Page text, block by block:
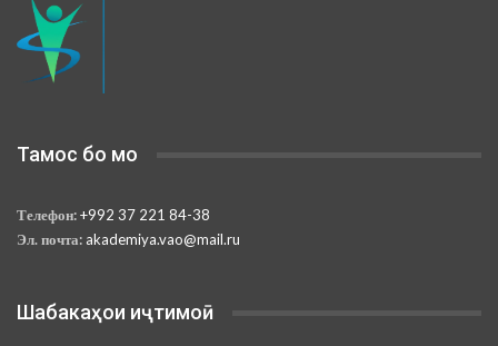
Тамос бо мо
Телефон:+992 37 221 84-38
Эл. почта: akademiya.vao@mail.ru
Шабакаҳои иҷтимоӣ